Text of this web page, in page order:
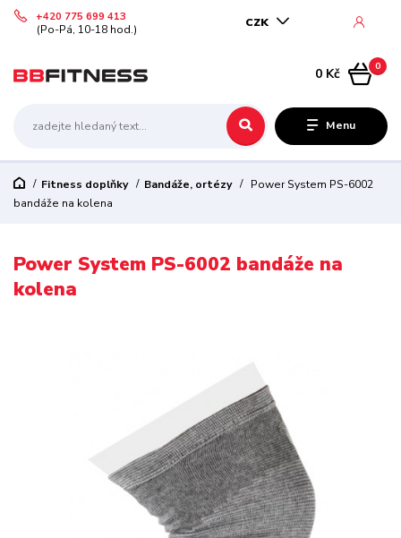
Menu
CZK
+420 775 699 413
(Po-Pá, 10-18 hod.)
0
0 Kč
Fitness doplňky Bandáže, ortézy
Power System PS-6002
bandáže na kolena
Power System PS-6002 bandáže na
kolena